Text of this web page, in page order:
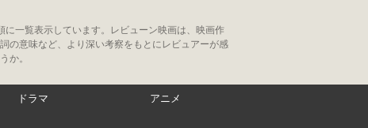
に一覧表示しています。レビューン映画は、映画作
の意味など、より深い考察をもとにレビュアーが感
か。
ドラマ アニメ